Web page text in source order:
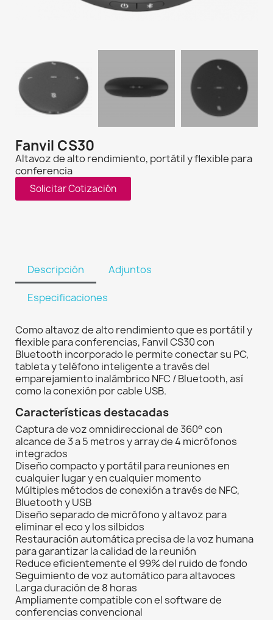
Fanvil CS30
Altavoz de alto rendimiento, portátil y flexible para
conferencia
Solicitar Cotización
Descripción Adjuntos
Especificaciones
Como altavoz de alto rendimiento que es portátil y
flexible para conferencias, Fanvil CS30 con
Bluetooth incorporado le permite conectar su PC,
tableta y teléfono inteligente a través del
emparejamiento inalámbrico NFC / Bluetooth, así
como la conexión por cable USB.
Características destacadas
Captura de voz omnidireccional de 360° con
alcance de 3 a 5 metros y array de 4 micrófonos
integrados
Diseño compacto y portátil para reuniones en
cualquier lugar y en cualquier momento
Múltiples métodos de conexión a través de NFC,
Bluetooth y USB
Diseño separado de micrófono y altavoz para
eliminar el eco y los silbidos
Restauración automática precisa de la voz humana
para garantizar la calidad de la reunión
Reduce eficientemente el 99% del ruido de fondo
Seguimiento de voz automático para altavoces
Larga duración de 8 horas
Ampliamente compatible con el software de
conferencias convencional